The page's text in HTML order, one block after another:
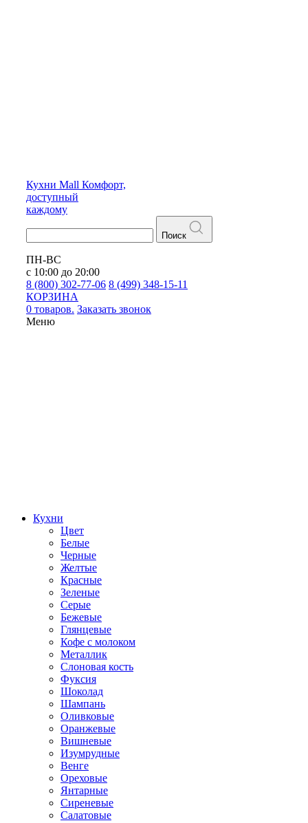
Кухни Mall Комфорт,
доступный
каждому
Поиск
ПН-ВС
с 10:00 до 20:00
8 (800) 302-77-06 8 (499) 348-15-11
КОРЗИНА
0 товаров. Заказать звонок
Меню
Кухни
Цвет
Белые
Черные
Желтые
Красные
Зеленые
Серые
Бежевые
Глянцевые
Кофе с молоком
Металлик
Слоновая кость
Фуксия
Шоколад
Шампань
Оливковые
Оранжевые
Вишневые
Изумрудные
Венге
Ореховые
Янтарные
Сиреневые
Салатовые